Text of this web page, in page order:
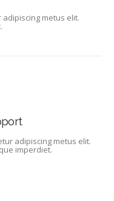
metus elit.
adipiscing metus elit.
imperdiet.